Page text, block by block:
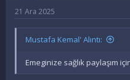
21 Ara 2025
Mustafa Kemal' Alıntı:
Emeginize sağlık paylaşım